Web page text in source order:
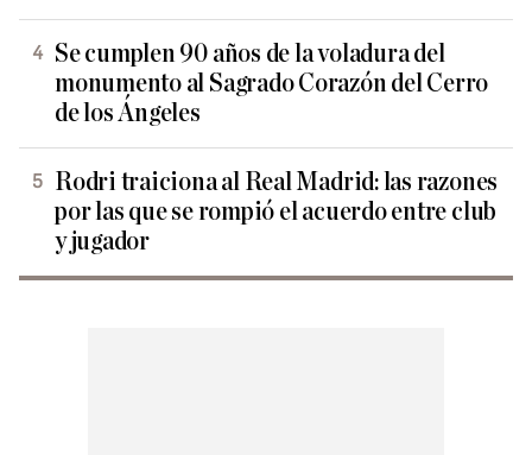
Se cumplen 90 años de la voladura del
monumento al Sagrado Corazón del Cerro
de los Ángeles
Rodri traiciona al Real Madrid: las razones
por las que se rompió el acuerdo entre club
y jugador